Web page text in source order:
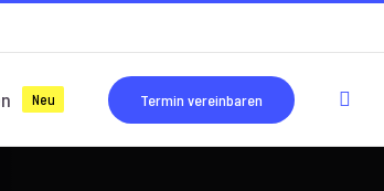
Neu Termin vereinbaren